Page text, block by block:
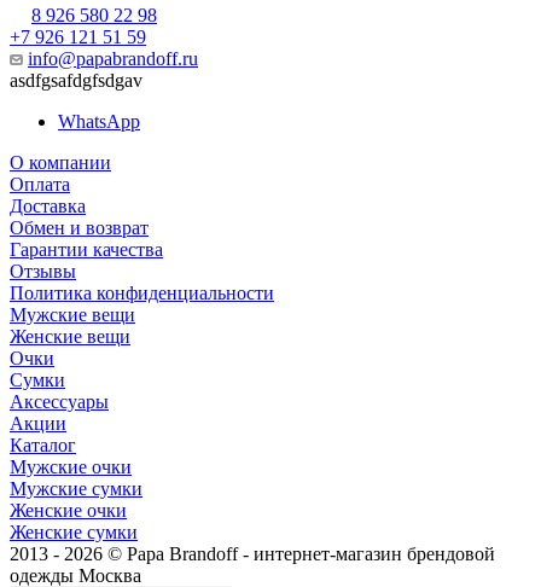
8 926 580 22 98
+7 926 121 51 59
info@papabrandoff.ru
asdfgsafdgfsdgav
WhatsApp
О компании
Оплата
Доставка
Обмен и возврат
Гарантии качества
Отзывы
Политика конфиденциальности
Мужские вещи
Женские вещи
Очки
Сумки
Аксессуары
Акции
Каталог
Мужские очки
Мужские сумки
Женские очки
Женские сумки
2013 - 2026 © Papa Brandoff - интернет-магазин брендовой
одежды Москва